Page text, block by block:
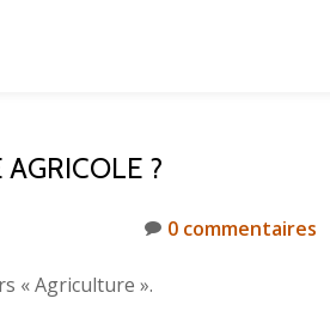
?
0 commentaires
« Agriculture ».